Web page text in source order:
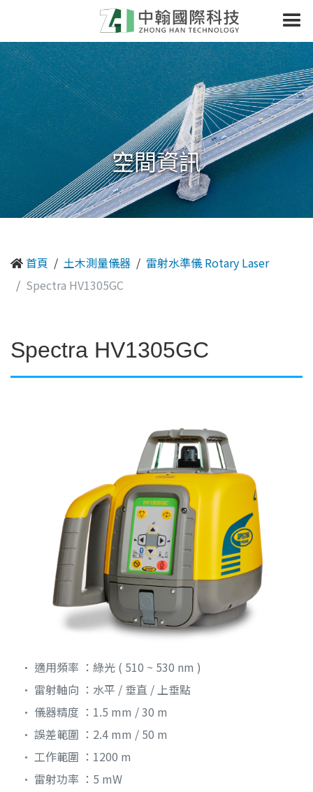
空間資訊
首頁 土木測量儀器
雷射水準儀 Rotary Laser
Spectra HV1305GC
Spectra HV1305GC
• 適用頻率 ：綠光 ( 510 ~ 530 nm )
• 雷射軸向 ：水平 / 垂直 / 上垂點
• 儀器精度 ：1.5 mm / 30 m
• 誤差範圍 ：2.4 mm / 50 m
• 工作範圍 ：1200 m
• 雷射功率 ：5 mW